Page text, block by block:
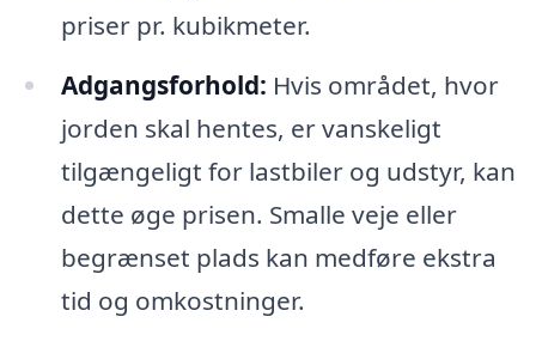
priser pr. kubikmeter.
Adgangsforhold: Hvis området, hvor
jorden skal hentes, er vanskeligt
tilgængeligt for lastbiler og udstyr, kan
dette øge prisen. Smalle veje eller
begrænset plads kan medføre ekstra
tid og omkostninger.